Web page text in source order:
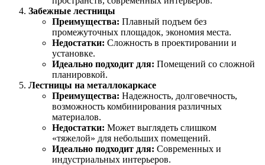
Забежные лестницы
Преимущества: Плавный подъем без
промежуточных площадок, экономия места.
Недостатки: Сложность в проектировании и
установке.
Идеально подходит для: Помещений со сложной
планировкой.
Лестницы на металлокаркасе
Преимущества: Надежность, долговечность,
возможность комбинирования различных
материалов.
Недостатки: Может выглядеть слишком
«тяжелой» для небольших помещений.
Идеально подходит для: Современных и
индустриальных интерьеров.